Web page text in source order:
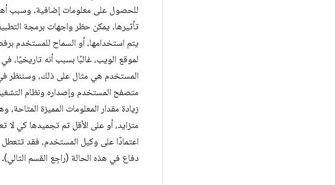
للحصول على معلومات إضافية. وسبب
تأثيرها. يمكن حظر واجهات برمجة
يتم استخدامها، أو السماح للمستخدم
لموقع الويب، غالبًا بسبب أنه تاريخيًا،
المستخدم هي مثال على ذلك، وسننظر في
متصفح المستخدم وإصداره ونظام
زيادة مقدار المعلومات المميزة
متزايد، أو على الأقل تم تجميدها كي لا
اعتمادًا على وكيل المستخدم، فقد تتعطل
دفاع في هذه الحالة (راجِع القسم التالي).